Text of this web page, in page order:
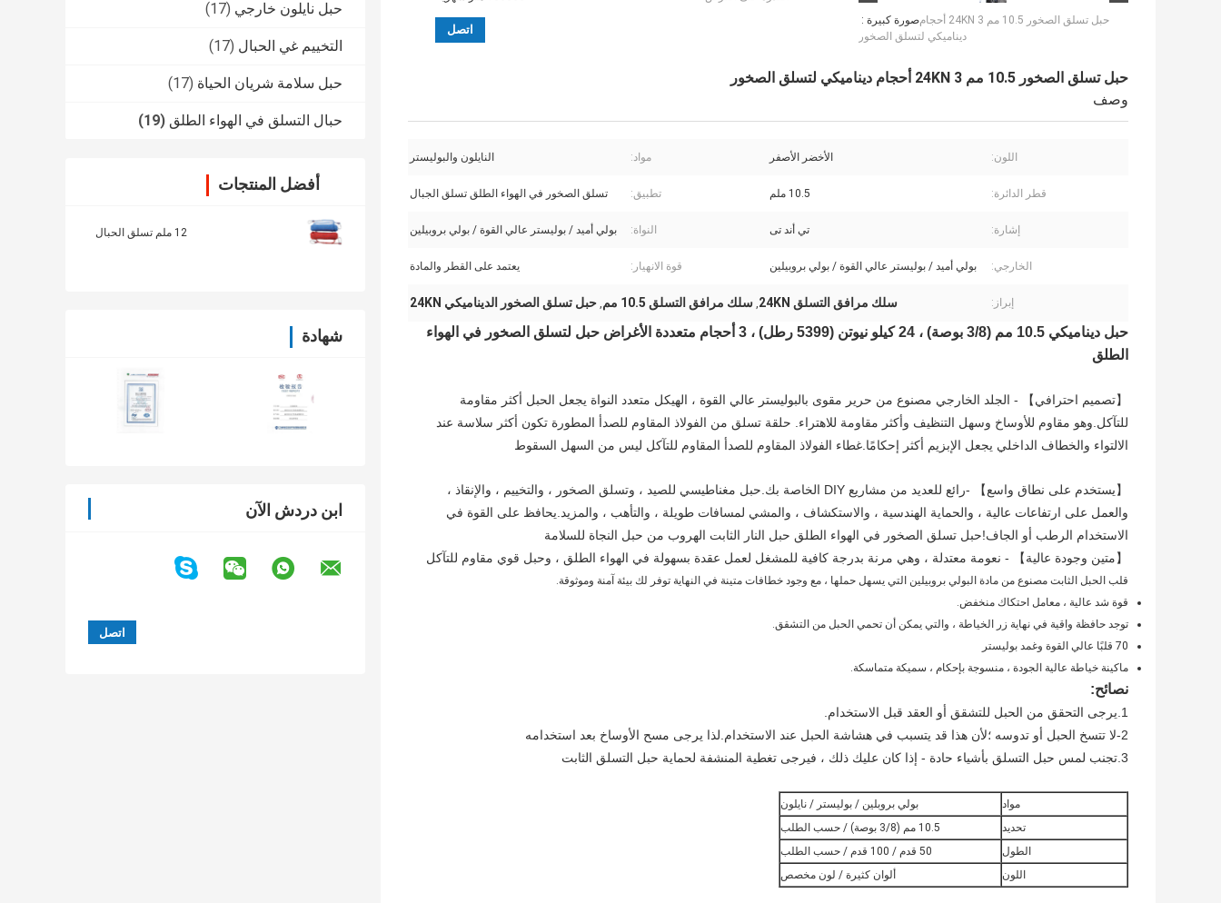
حبل نايلون خارجي (17)
التخييم غي الحبال (17)
حبل سلامة شريان الحياة (17)
حبال التسلق في الهواء الطلق (19)
أفضل المنتجات
12 ملم تسلق الحبال
شهادة
ابن دردش الآن
صورة كبيرة :حبل تسلق الصخور 10.5 مم 24KN 3 أحجام
ديناميكي لتسلق الصخور
اتصل
حبل تسلق الصخور 10.5 مم 24KN 3 أحجام ديناميكي لتسلق الصخور
وصف
اللون: الأخضر الأصفر مواد: النايلون والبوليستر
قطر الدائرة: 10.5 ملم تطبيق: تسلق الصخور في الهواء الطلق تسلق الجبال
إشارة: تي أند تى النواة: بولي أميد / بوليستر عالي القوة / بولي بروبيلين
الخارجي: بولي أميد / بوليستر عالي القوة / بولي بروبيلين قوة الانهيار: يعتمد على القطر والمادة
إبراز: سلك مرافق التسلق 24KN , سلك مرافق التسلق 10.5 مم , حبل تسلق الصخور الديناميكي 24KN
حبل ديناميكي 10.5 مم (3/8 بوصة) ، 24 كيلو نيوتن (5399 رطل) ، 3 أحجام متعددة الأغراض حبل لتسلق الصخور في الهواء
الطلق
【تصميم احترافي】 - الجلد الخارجي مصنوع من حرير مقوى بالبوليستر عالي القوة ، الهيكل متعدد النواة يجعل الحبل أكثر مقاومة
للتآكل.وهو مقاوم للأوساخ وسهل التنظيف وأكثر مقاومة للاهتراء. حلقة تسلق من الفولاذ المقاوم للصدأ المطورة تكون أكثر سلاسة عند
الالتواء والخطاف الداخلي يجعل الإبزيم أكثر إحكامًا.غطاء الفولاذ المقاوم للصدأ المقاوم للتآكل ليس من السهل السقوط
【يستخدم على نطاق واسع】 -رائع للعديد من مشاريع DIY الخاصة بك.حبل مغناطيسي للصيد ، وتسلق الصخور ، والتخييم ، والإنقاذ ،
والعمل على ارتفاعات عالية ، والحماية الهندسية ، والاستكشاف ، والمشي لمسافات طويلة ، والتأهب ، والمزيد.يحافظ على القوة في
الاستخدام الرطب أو الجاف!حبل تسلق الصخور في الهواء الطلق حبل النار الثابت الهروب من حبل النجاة للسلامة
【متين وجودة عالية】 - نعومة معتدلة ، وهي مرنة بدرجة كافية للمشغل لعمل عقدة بسهولة في الهواء الطلق ، وحبل قوي مقاوم للتآكل
قلب الحبل الثابت مصنوع من مادة البولي بروبيلين التي يسهل حملها ، مع وجود خطافات متينة في النهاية توفر لك بيئة آمنة وموثوقة.
قوة شد عالية ، معامل احتكاك منخفض.
توجد حافظة واقية في نهاية زر الخياطة ، والتي يمكن أن تحمي الحبل من التشقق.
70 قلبًا عالي القوة وغمد بوليستر
ماكينة خياطة عالية الجودة ، منسوجة بإحكام ، سميكة متماسكة.
نصائح:
1.يرجى التحقق من الحبل للتشقق أو العقد قبل الاستخدام.
2-لا تتسخ الحبل أو تدوسه ؛لأن هذا قد يتسبب في هشاشة الحبل عند الاستخدام.لذا يرجى مسح الأوساخ بعد استخدامه
3.تجنب لمس حبل التسلق بأشياء حادة - إذا كان عليك ذلك ، فيرجى تغطية المنشفة لحماية حبل التسلق الثابت
مواد
بولي بروبلين / بوليستر / نايلون
تحديد
10.5 مم (3/8 بوصة) / حسب الطلب
الطول
50 قدم / 100 قدم / حسب الطلب
اللون
ألوان كثيرة / لون مخصص